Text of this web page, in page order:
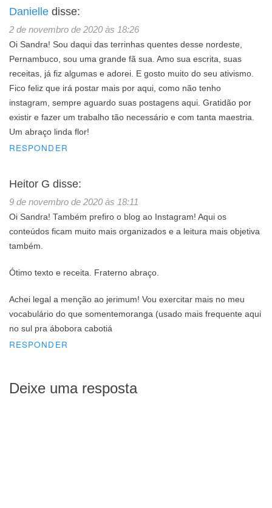
Danielle disse:
2 de novembro de 2020 às 18:26
Oi Sandra! Sou daqui das terrinhas quentes desse nordeste,
Pernambuco, sou uma grande fã sua. Amo sua escrita, suas
receitas, já fiz algumas e adorei. E gosto muito do seu ativismo.
Fico feliz que irá postar mais por aqui, como não tenho
instagram, sempre aguardo suas postagens aqui. Gratidão por
existir e fazer um trabalho tão necessário e com tanta maestria.
Um abraço linda flor!
RESPONDER
Heitor G disse:
9 de novembro de 2020 às 18:11
Oi Sandra! Também prefiro o blog ao Instagram! Aqui os
conteúdos ficam muito mais organizados e a leitura mais objetiva
também.
Ótimo texto e receita. Fraterno abraço.
Achei legal a menção ao jerimum! Vou exercitar mais no meu
vocabulário do que somentemoranga (usado mais frequente aqui
no sul pra ábobora cabotiá
RESPONDER
Deixe uma resposta